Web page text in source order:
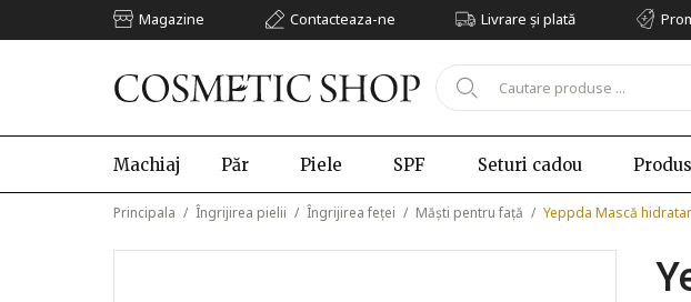
Magazine Contacteaza-ne Livrare și plată
Machiaj Păr Piele SPF Seturi cadou
Principala / Îngrijirea pielii / Îngrijirea feței / Măști pentru față / Yeppda Mască